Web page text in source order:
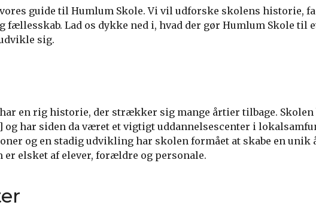
guide til Humlum Skole. Vi vil udforske skolens historie,
fællesskab. Lad os dykke ned i, hvad der gør Humlum Skole til
sig.
en rig historie, der strækker sig mange årtier tilbage.
har siden da været et vigtigt uddannelsescenter i
og en stadig udvikling har skolen formået at skabe en unik
er elsket af elever, forældre og personale.